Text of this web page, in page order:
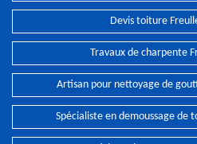
Devis toiture
Travaux de charpente
Artisan pour nettoyage de
Spécialiste en demoussage de